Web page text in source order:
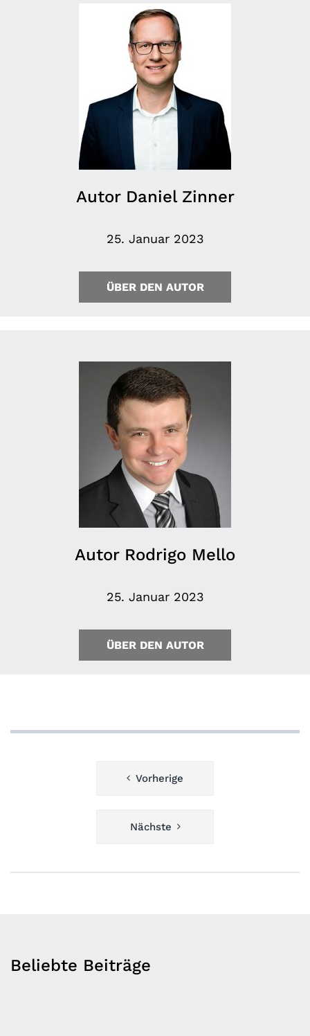
Autor Daniel Zinner
25. Januar 2023
ÜBER DEN AUTOR
Autor Rodrigo Mello
25. Januar 2023
ÜBER DEN AUTOR
Beitragsnavigation
Vorherige
Nächste
Beliebte Beiträge